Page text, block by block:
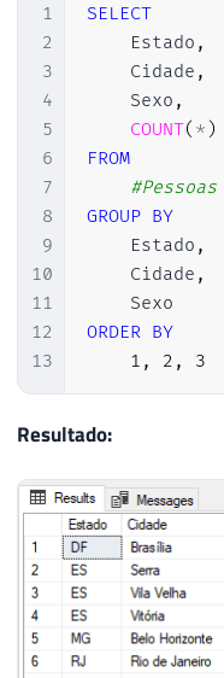
1
2
3
4
5
6
7
8
9
10
11
12
13
SELECT
    Estado
,
    Cidade
,
    Sexo
,
COUNT( * )
FROM
#Pessoas
GROUP BY
    Estado
,
    Cidade
,
ORDER BY
1 , 2 , 3
Resultado: